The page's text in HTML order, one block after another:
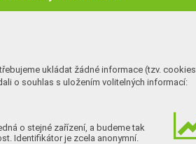
ukládat žádné informace (tzv. cookies
o souhlas s uložením volitelných informací:
o stejné zařízení, a budeme tak
Identifikátor je zcela anonymní.